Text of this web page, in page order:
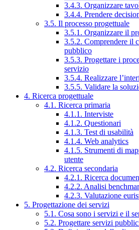
3.4.3. Organizzare
3.4.4. Prendere
3.5. Il processo progettuale
3.5.1. Organizzare il
3.5.2. Comprendere il
pubblico
3.5.3. Progettare i
servizio
3.5.4. Realizzare
3.5.5. Validare la
4. Ricerca progettuale
4.1. Ricerca primaria
4.1.1. Interviste
4.1.2. Questionari
4.1.3. Test di usabilità
4.1.4. Web analytics
4.1.5. Strumenti di
utente
4.2. Ricerca secondaria
4.2.1. Ricerca
4.2.2. Analisi
4.2.3. Valutazione
5. Progettazione dei servizi
5.1. Cosa sono i servizi e il
5.2. Progettare servizi